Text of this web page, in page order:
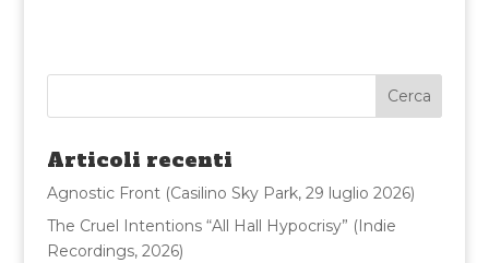
e
b
o
o
k
te
r
l
di
vi
di
Articoli recenti
Agnostic Front (Casilino Sky Park, 29 luglio 2026)
The Cruel Intentions “All Hall Hypocrisy” (Indie
Recordings, 2026)